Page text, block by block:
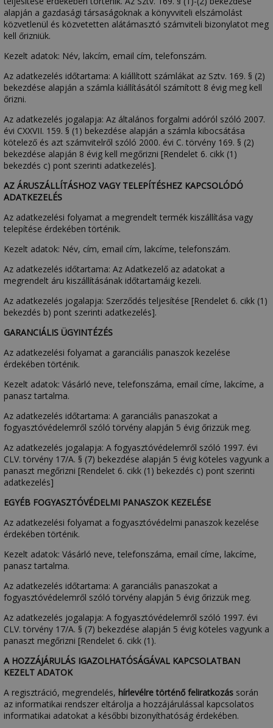
alapján a gazdasági társaságoknak a könyvviteli elszámolást
közvetlenül és közvetetten alátámasztó számviteli bizonylatot meg
kell őrizniük.
Kezelt adatok: Név, lakcím, email cím, telefonszám.
Az adatkezelés időtartama: A kiállított számlákat az Sztv. 169. § (2)
bekezdése alapján a számla kiállításától számított 8 évig meg kell
őrizni.
Az adatkezelés jogalapja: Az általános forgalmi adóról szóló 2007.
évi CXXVII. 159. § (1) bekezdése alapján a számla kibocsátása
kötelező és azt számvitelről szóló 2000. évi C. törvény 169. § (2)
bekezdése alapján 8 évig kell megőrizni [Rendelet 6. cikk (1)
bekezdés c) pont szerinti adatkezelés].
AZ ÁRUSZÁLLÍTÁSHOZ VAGY TELEPÍTÉSHEZ KAPCSOLÓDÓ
ADATKEZELÉS
Az adatkezelési folyamat a megrendelt termék kiszállítása vagy
telepítése érdekében történik.
Kezelt adatok: Név, cím, email cím, lakcíme, telefonszám.
Az adatkezelés időtartama: Az Adatkezelő az adatokat a
megrendelt áru kiszállításának időtartamáig kezeli.
Az adatkezelés jogalapja: Szerződés teljesítése [Rendelet 6. cikk (1)
bekezdés b) pont szerinti adatkezelés].
GARANCIÁLIS ÜGYINTÉZÉS
Az adatkezelési folyamat a garanciális panaszok kezelése
érdekében történik.
Kezelt adatok: Vásárló neve, telefonszáma, email címe, lakcíme, a
panasz tartalma.
Az adatkezelés időtartama: A garanciális panaszokat a
fogyasztóvédelemről szóló törvény alapján 5 évig őrizzük meg.
Az adatkezelés jogalapja: A fogyasztóvédelemről szóló 1997. évi
CLV. törvény 17/A. § (7) bekezdése alapján 5 évig köteles vagyunk a
panaszt megőrizni [Rendelet 6. cikk (1) bekezdés c) pont szerinti
adatkezelés]
EGYÉB FOGYASZTÓVÉDELMI PANASZOK KEZELÉSE
Az adatkezelési folyamat a fogyasztóvédelmi panaszok kezelése
érdekében történik.
Kezelt adatok: Vásárló neve, telefonszáma, email címe, lakcíme,
panasz tartalma.
Az adatkezelés időtartama: A garanciális panaszokat a
fogyasztóvédelemről szóló törvény alapján 5 évig őrizzük meg.
Az adatkezelés jogalapja: A fogyasztóvédelemről szóló 1997. évi
CLV. törvény 17/A. § (7) bekezdése alapján 5 évig köteles vagyunk a
panaszt megőrizni [Rendelet 6. cikk (1).
A HOZZÁJÁRULÁS IGAZOLHATÓSÁGÁVAL KAPCSOLATBAN
KEZELT ADATOK
A regisztráció, megrendelés, hírlevélre történő feliratkozás során
az informatikai rendszer eltárolja a hozzájárulással kapcsolatos
informatikai adatokat a későbbi bizonyíthatóság érdekében.